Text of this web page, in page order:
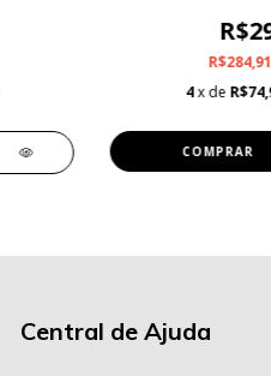
4x de
Central de Ajuda